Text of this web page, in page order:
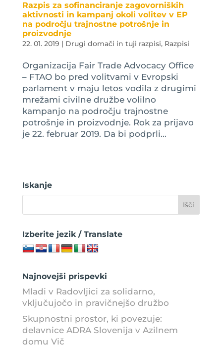
Razpis za sofinanciranje zagovorniških
aktivnosti in kampanj okoli volitev v EP
na področju trajnostne potrošnje in
proizvodnje
22. 01. 2019 | Drugi domači in tuji razpisi, Razpisi
Organizacija Fair Trade Advocacy Office
– FTAO bo pred volitvami v Evropski
parlament v maju letos vodila z drugimi
mrežami civilne družbe volilno
kampanjo na področju trajnostne
potrošnje in proizvodnje. Rok za prijavo
je 22. februar 2019. Da bi podprli...
Iskanje
Izberite jezik / Translate
Najnovejši prispevki
Mladi v Radovljici za solidarno,
vključujočo in pravičnejšo družbo
Skupnostni prostor, ki povezuje:
delavnice ADRA Slovenija v Azilnem
domu Vič